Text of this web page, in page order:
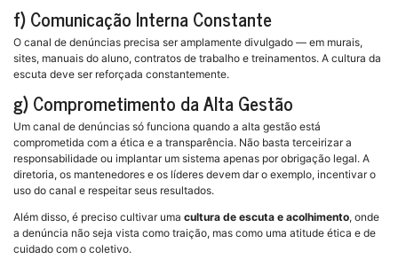
f) Comunicação Interna Constante
O canal de denúncias precisa ser amplamente divulgado — em murais,
sites, manuais do aluno, contratos de trabalho e treinamentos. A cultura da
escuta deve ser reforçada constantemente.
g) Comprometimento da Alta Gestão
Um canal de denúncias só funciona quando a alta gestão está
comprometida com a ética e a transparência. Não basta terceirizar a
responsabilidade ou implantar um sistema apenas por obrigação legal. A
diretoria, os mantenedores e os líderes devem dar o exemplo, incentivar o
uso do canal e respeitar seus resultados.
Além disso, é preciso cultivar uma cultura de escuta e acolhimento, onde
a denúncia não seja vista como traição, mas como uma atitude ética e de
cuidado com o coletivo.